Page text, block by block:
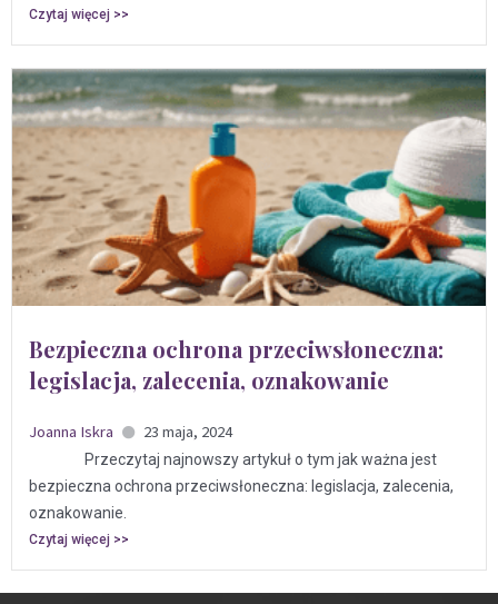
Czytaj więcej >>
Bezpieczna ochrona przeciwsłoneczna:
legislacja, zalecenia, oznakowanie
Joanna Iskra 23 maja, 2024
Przeczytaj najnowszy artykuł o tym jak ważna jest
bezpieczna ochrona przeciwsłoneczna: legislacja, zalecenia,
oznakowanie.
Czytaj więcej >>